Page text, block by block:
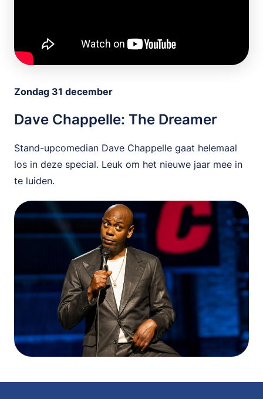
Zondag 31 december
Dave Chappelle: The Dreamer
Stand-upcomedian Dave Chappelle gaat helemaal
los in deze special. Leuk om het nieuwe jaar mee in
te luiden.